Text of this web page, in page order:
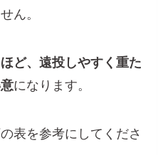
ん。
ど、遠投しやすく重た
になります。
表を参考にしてくださ